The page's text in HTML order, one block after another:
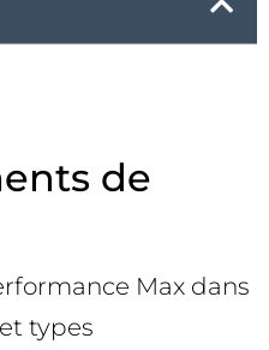
de
Max dans
types